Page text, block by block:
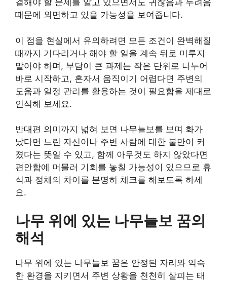
결해야 할 문제를 알고 있으면서도 귀찮음과 두려움
때문에 외면하고 있을 가능성을 보여줍니다.
이 점을 현실에서 유의하려면 모든 조건이 완벽해질
때까지 기다리거나 해야 할 일을 계속 뒤로 미루지
말아야 하며, 부담이 큰 과제는 작은 단위로 나누어
바로 시작하고, 혼자서 움직이기 어렵다면 주변의
도움과 일정 관리를 활용하는 것이 필요함을 제대로
인식해 보세요.
반대편 의미까지 넓혀 보면 나무늘보를 보며 화가
났다면 느린 자신이나 주변 사람에 대한 불만이 커
졌다는 뜻일 수 있고, 함께 아무것도 하지 않았다면
편안함에 머물러 기회를 놓칠 가능성이 있으므로 휴
식과 정체의 차이를 분명히 체크를 해보도록 하세
요.
나무 위에 있는 나무늘보 꿈의
해석
나무 위에 있는 나무늘보 꿈은 안정된 자리와 익숙
한 환경을 지키면서 주변 상황을 천천히 살피는 태